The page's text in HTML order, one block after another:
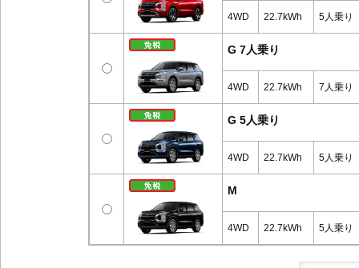
4WD 22.7kWh 5人乗り
G 7人乗り
4WD 22.7kWh 7人乗り
G 5人乗り
4WD 22.7kWh 5人乗り
M
4WD 22.7kWh 5人乗り